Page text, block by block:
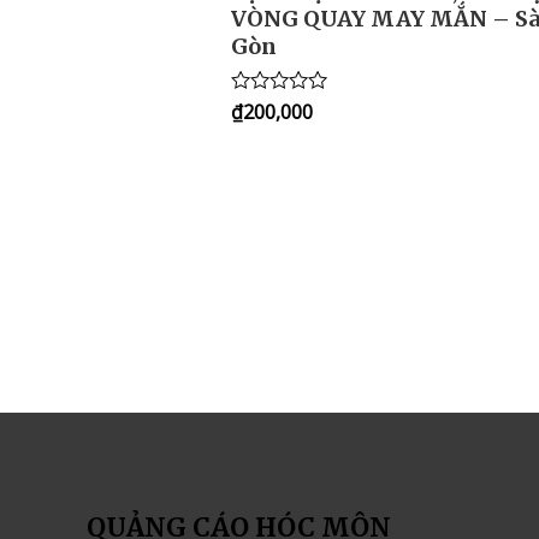
VÒNG QUAY MAY MẮN –
Gòn
Rated
0
₫200,000
QUẢNG CÁO HÓC MÔN